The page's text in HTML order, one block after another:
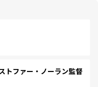
トファー・ノーラン監督